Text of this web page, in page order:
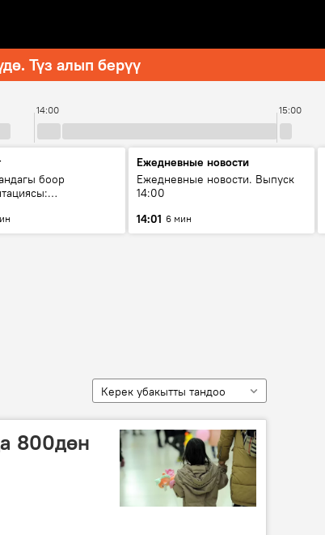
Түз алып берүү
14:00 15:00
боор
Ежедневные новости
Ежедневные новости. Выпуск
14:00
14:01 6 мин
Керек убакытты тандоо
800дөн